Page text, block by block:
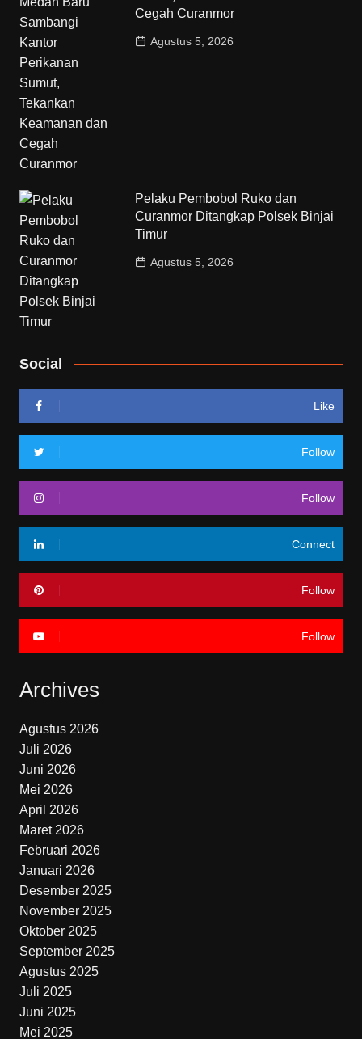
Cegah Curanmor
Agustus 5, 2026
Pelaku Pembobol Ruko dan
Curanmor Ditangkap Polsek Binjai
Timur
Agustus 5, 2026
Social
Like
Follow
Follow
Connect
Follow
Follow
Archives
Agustus 2026
Juli 2026
Juni 2026
Mei 2026
April 2026
Maret 2026
Februari 2026
Januari 2026
Desember 2025
November 2025
Oktober 2025
September 2025
Agustus 2025
Juli 2025
Juni 2025
Mei 2025